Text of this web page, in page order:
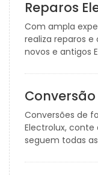
Reparos
Com ampla
realiza reparos
novos e antigos
Conversões de
Electrolux, conte
seguem todas